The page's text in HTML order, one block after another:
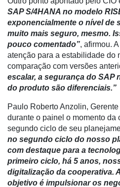
SAP S/4HANA no modelo
exponencialmente o nível de
muito mais seguro, mesmo.
pouco comentado”, afirmou.
atenção para a estabilidade do
comparação com versões
escalar, a segurança do SAP
do produto são diferenciais.”
Paulo Roberto Anzolin,
durante o painel o momento da
segundo ciclo de seu
no segundo ciclo do nosso
com destaque para a
primeiro ciclo, há 5 anos,
digitalização da cooperativa.
objetivo é impulsionar os